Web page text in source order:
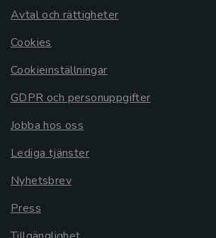
Avtal och rättigheter
Cookies
Cookieinställningar
GDPR och personuppgifter
Jobba hos oss
Lediga tjänster
Nyhetsbrev
Press